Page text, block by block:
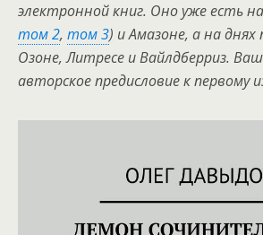
электронной книг. Оно уже есть
том 2, том 3) и Амазоне, а на днях
Озоне, Литресе и Вайлдберриз.
авторское предисловие к первому